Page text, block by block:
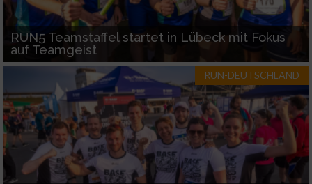
RUN5 Teamstaffel startet in Lübeck mit Fokus
auf Teamgeist
RUN-DEUTSCHLAND